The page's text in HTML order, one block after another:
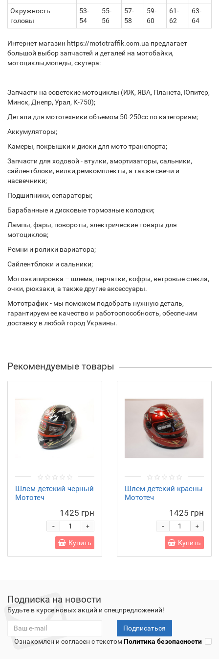
Окружность
головы
53-
54
55-
56
57-
58
59-
60
61-
62
63-
64
Интернет магазин https://mototraffik.com.ua предлагает
большой выбор запчастей и деталей на мотобайки,
мотоциклы,мопеды, скутера:
Запчасти на советские мотоциклы (ИЖ, ЯВА, Планета, Юпитер,
Минск, Днепр, Урал, К-750);
Детали для мототехники объемом 50-250сс по категориям;
Аккумуляторы;
Камеры, покрышки и диски для мото транспорта;
Запчасти для ходовой - втулки, амортизаторы, сальники,
сайлентблоки, вилки,ремкомплекты, а также свечи и
насвечники;
Подшипники, сепараторы;
Барабанные и дисковые тормозные колодки;
Лампы, фары, повороты, электрические товары для
мотоциклов;
Ремни и ролики вариатора;
Сайлентблоки и сальники;
Мотоэкипировка – шлема, перчатки, кофры, ветровые стекла,
очки, рюкзаки, а также другие аксессуары.
Мототрафик - мы поможем подобрать нужную деталь,
гарантируем ее качество и работоспособность, обеспечим
доставку в любой город Украины.
Рекомендуемые товары
Шлем детский черный
Мототеч
1425 грн
+
-
Купить
Шлем детский красны
Мототеч
1425 грн
+
-
Купить
Подписка на новости
Будьте в курсе новых акций и спецпредложений!
Подписаться
Ознакомлен и согласен с текстомПолитика безопасности